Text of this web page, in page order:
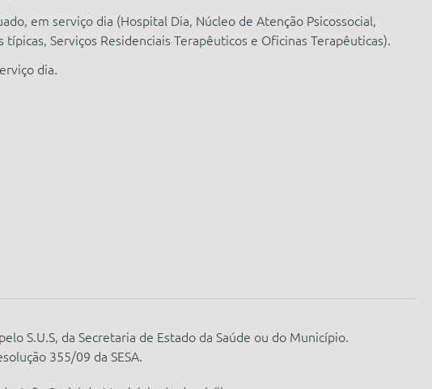
em serviço dia (Hospital Dia, Núcleo de Atenção Psicossocial,
Serviços Residenciais Terapêuticos e Oficinas Terapêuticas).
dia.
S.U.S, da Secretaria de Estado da Saúde ou do Município.
355/09 da SESA.